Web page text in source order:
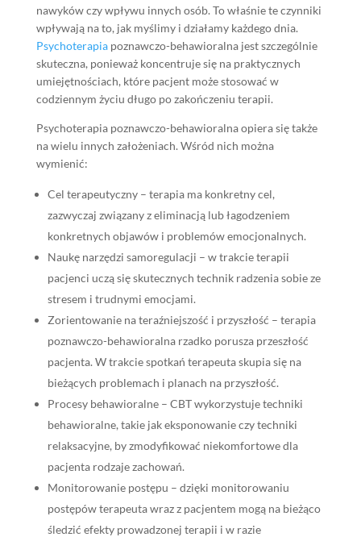
nawyków czy wpływu innych osób. To właśnie te czynniki
wpływają na to, jak myślimy i działamy każdego dnia.
Psychoterapiapoznawczo-behawioralna jest szczególnie
skuteczna, ponieważ koncentruje się na praktycznych
umiejętnościach, które pacjent może stosować w
codziennym życiu długo po zakończeniu terapii.
Psychoterapia poznawczo-behawioralna opiera się także
na wielu innych założeniach. Wśród nich można
wymienić:
Cel terapeutyczny – terapia ma konkretny cel,
zazwyczaj związany z eliminacją lub łagodzeniem
konkretnych objawów i problemów emocjonalnych.
Naukę narzędzi samoregulacji – w trakcie terapii
pacjenci uczą się skutecznych technik radzenia sobie ze
stresem i trudnymi emocjami.
Zorientowanie na teraźniejszość i przyszłość – terapia
poznawczo-behawioralna rzadko porusza przeszłość
pacjenta. W trakcie spotkań terapeuta skupia się na
bieżących problemach i planach na przyszłość.
Procesy behawioralne – CBT wykorzystuje techniki
behawioralne, takie jak eksponowanie czy techniki
relaksacyjne, by zmodyfikować niekomfortowe dla
pacjenta rodzaje zachowań.
Monitorowanie postępu – dzięki monitorowaniu
postępów terapeuta wraz z pacjentem mogą na bieżąco
śledzić efekty prowadzonej terapii i w razie